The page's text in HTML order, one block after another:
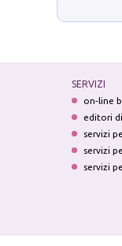
SERVIZI
on-line
editori
servizi
servizi
servizi